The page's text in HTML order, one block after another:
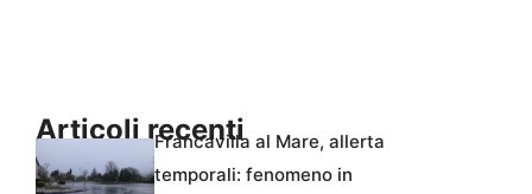
Articoli recentiFrancavilla al Mare, allerta
temporali: fenomeno in